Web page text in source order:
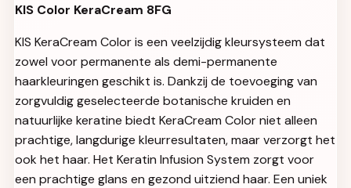
KIS Color KeraCream 8FG
KIS KeraCream Color is een veelzijdig kleursysteem dat
zowel voor permanente als demi-permanente
haarkleuringen geschikt is. Dankzij de toevoeging van
zorgvuldig geselecteerde botanische kruiden en
natuurlijke keratine biedt KeraCream Color niet alleen
prachtige, langdurige kleurresultaten, maar verzorgt het
ook het haar. Het Keratin Infusion System zorgt voor
een prachtige glans en gezond uitziend haar. Een uniek